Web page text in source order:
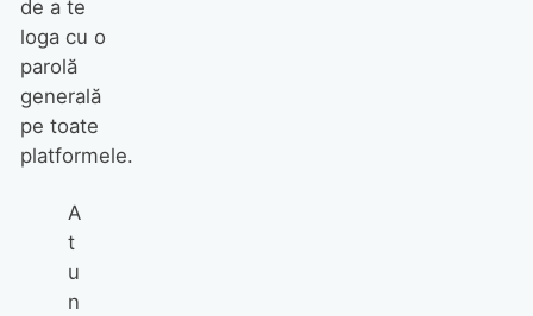
de a te
loga cu o
parolă
generală
pe toate
platformele.
A
t
u
n